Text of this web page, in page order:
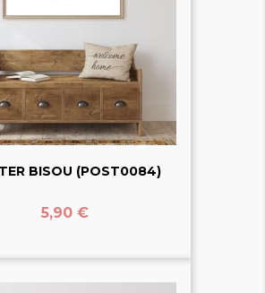
BISOU (POST0084)
Prix
5,90 €